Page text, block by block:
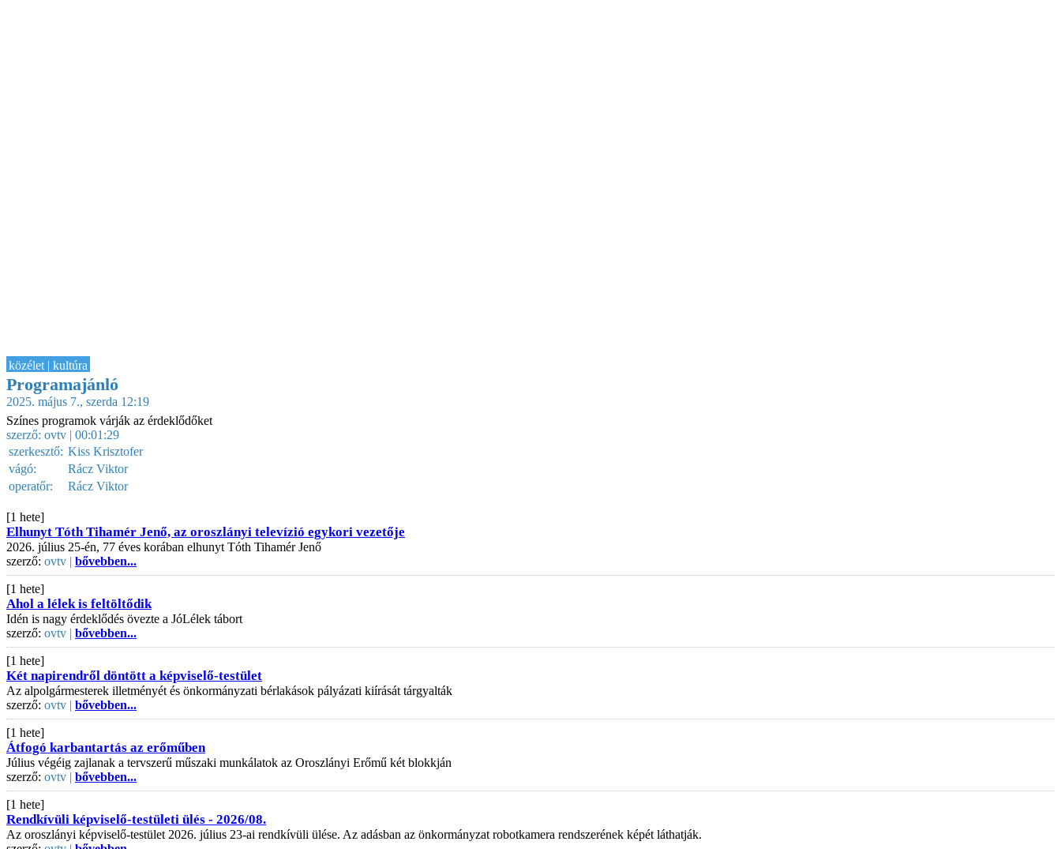
közélet | kultúra
Programajánló
2025. május 7., szerda 12:19
Színes programok várják az érdeklődőket
szerző: ovtv | 00:01:29
szerkesztő: Kiss Krisztofer
vágó:
Rácz Viktor
operatőr:
Rácz Viktor
[1 hete]
Elhunyt Tóth Tihamér Jenő, az oroszlányi televízió egykori vezetője
2026. július 25-én, 77 éves korában elhunyt Tóth Tihamér Jenő
szerző: ovtv | bővebben...
[1 hete]
Ahol a lélek is feltöltődik
Idén is nagy érdeklődés övezte a JóLélek tábort
szerző: ovtv | bővebben...
[1 hete]
Két napirendről döntött a képviselő-testület
Az alpolgármesterek illetményét és önkormányzati bérlakások pályázati kiírását tárgyalták
szerző: ovtv | bővebben...
[1 hete]
Átfogó karbantartás az erőműben
Július végéig zajlanak a tervszerű műszaki munkálatok az Oroszlányi Erőmű két blokkján
szerző: ovtv | bővebben...
[1 hete]
Rendkívüli képviselő-testületi ülés - 2026/08.
Az oroszlányi képviselő-testület 2026. július 23-ai rendkívüli ülése. Az adásban az önkormányzat robotkamera rendszerének képét láthatják.